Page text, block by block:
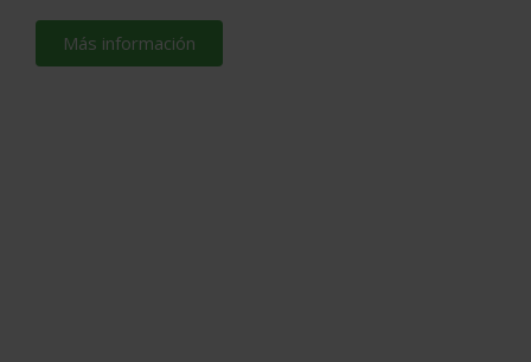
Más información